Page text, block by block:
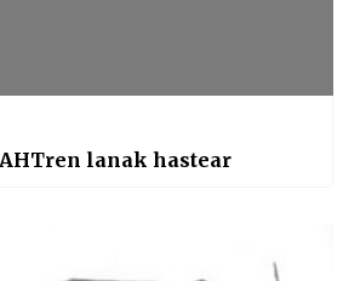
AHTren lanak hastear